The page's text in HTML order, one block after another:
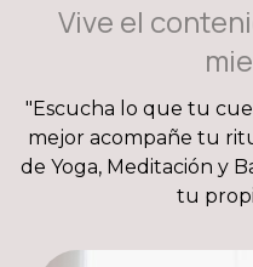
Vive el
"Escucha lo que tu
mejor acompañe tu
de Yoga, Meditación y
tu